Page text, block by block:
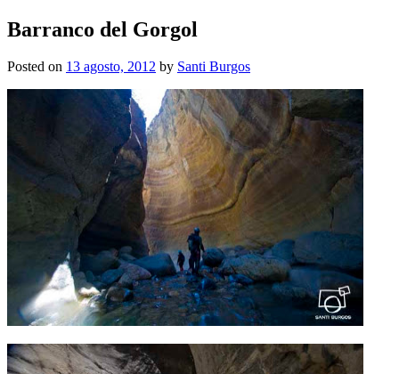
Barranco del Gorgol
Posted on 13 agosto, 2012 by Santi Burgos